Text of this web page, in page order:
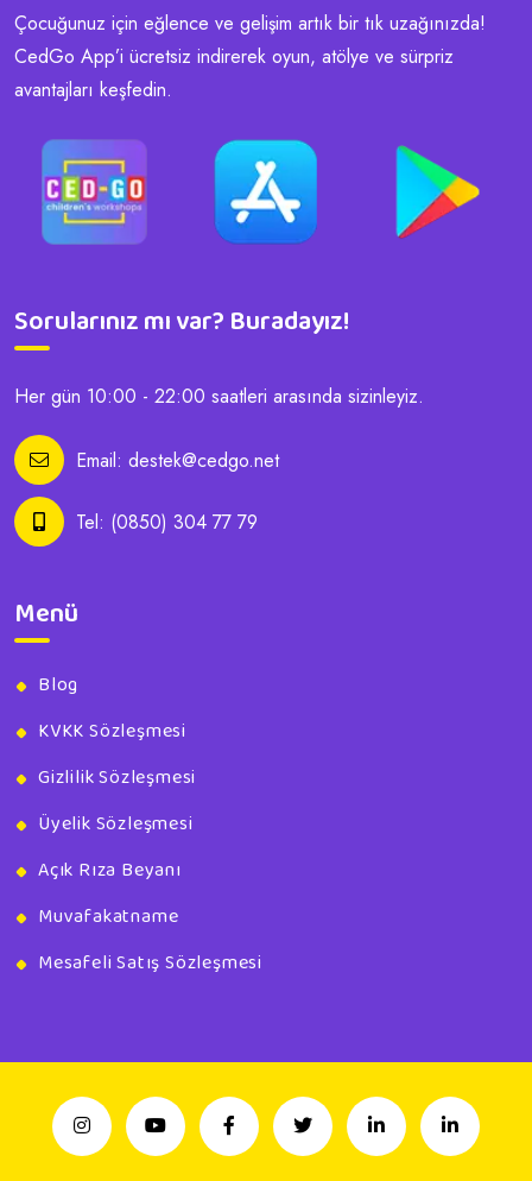
Çocuğunuz için eğlence ve gelişim artık bir tık uzağınızda!
CedGo App’i ücretsiz indirerek oyun, atölye ve sürpriz
avantajları keşfedin.
Sorularınız mı var? Buradayız!
Her gün 10:00 - 22:00 saatleri arasında sizinleyiz.
Email: destek@cedgo.net
Tel: (0850) 304 77 79
Menü
Blog
KVKK Sözleşmesi
Gizlilik Sözleşmesi
Üyelik Sözleşmesi
Açık Rıza Beyanı
Muvafakatname
Mesafeli Satış Sözleşmesi